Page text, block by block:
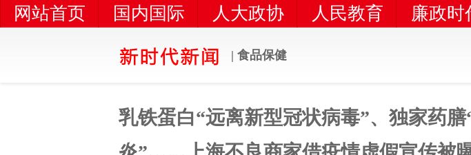
网站首页 国内国际 人大政协 人民教育 廉政时
| 食品保健
乳铁蛋白“远离新型冠状病毒”、独家药